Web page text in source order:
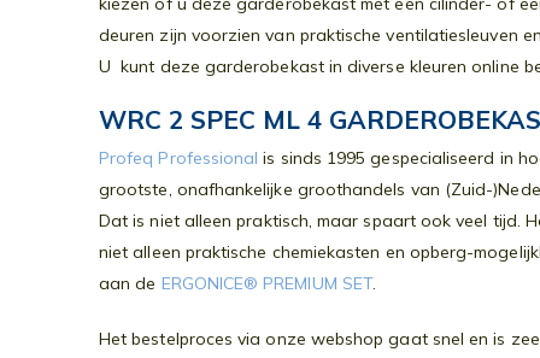
gallerij
deuren zijn voorzien van praktische ventilatiesleuven
U kunt deze garderobekast in diverse kleuren online
WRC 2 SPEC ML 4
Profeq Professional is sinds 1995 gespecialiseerd in
grootste, onafhankelijke groothandels van (Zuid-
Dat is niet alleen praktisch, maar spaart ook veel tijd.
niet alleen praktische chemiekasten en opberg-
aan de ERGONICE® PREMIUM SET.
Het bestelproces via onze webshop gaat snel en is